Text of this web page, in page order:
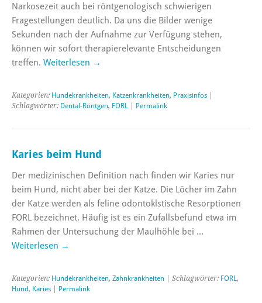
Narkosezeit auch bei röntgenologisch schwierigen
Fragestellungen deutlich. Da uns die Bilder wenige
Sekunden nach der Aufnahme zur Verfügung stehen,
können wir sofort therapierelevante Entscheidungen
treffen. Weiterlesen →
Kategorien: Hundekrankheiten, Katzenkrankheiten, Praxisinfos
Schlagwörter: Dental-Röntgen, FORL Permalink
Karies beim Hund
Der medizinischen Definition nach finden wir Karies nur
beim Hund, nicht aber bei der Katze. Die Löcher im Zahn
der Katze werden als feline odontoklstische Resorptionen
FORL bezeichnet. Häufig ist es ein Zufallsbefund etwa im
Rahmen der Untersuchung der Maulhöhle bei …
Weiterlesen →
Kategorien: Hundekrankheiten, Zahnkrankheiten | Schlagwörter: FORL ,
Hund, Karies Permalink